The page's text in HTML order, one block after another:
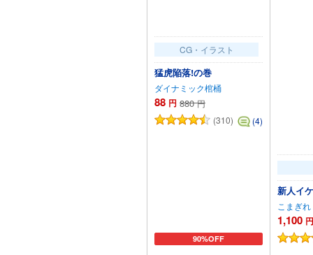
CG・イラスト
猛虎陥落!の巻
ダイナミック棺桶
88 円 880 円
(310)
(4)
90%OFF
カートに追加
新人イ
こまぎれ
1,100 円